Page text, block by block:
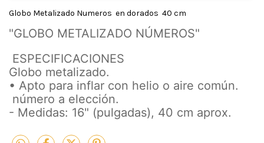
Globo Metalizado Numeros en dorados 40 cm
"GLOBO METALIZADO NÚMEROS"
ESPECIFICACIONES
Globo metalizado.
• Apto para inflar con helio o aire común.
número a elección.
- Medidas: 16" (pulgadas), 40 cm aprox.